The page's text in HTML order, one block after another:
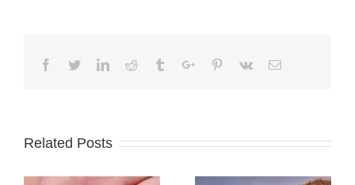
Facebook
TwitterLinkedinReddit TumblrGoogle+Pinterest
Vk Email
Related Posts